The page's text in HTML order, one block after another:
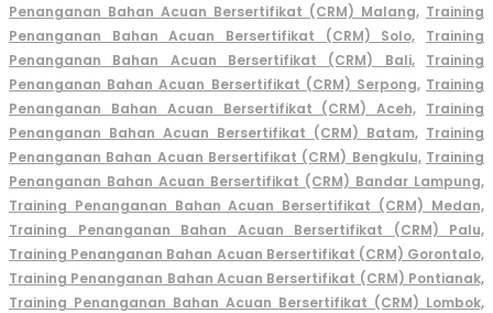
Penanganan Bahan Acuan Bersertifikat (CRM) Malang, Training
Penanganan Bahan Acuan Bersertifikat (CRM) Solo,
Training
Penanganan Bahan Acuan Bersertifikat (CRM) Bali,
Training
Penanganan Bahan Acuan Bersertifikat (CRM) Serpong, Training
Penanganan Bahan Acuan Bersertifikat (CRM) Aceh, Training
Penanganan Bahan Acuan Bersertifikat (CRM) Batam, Training
Penanganan Bahan Acuan Bersertifikat (CRM) Bengkulu, Training
Penanganan Bahan Acuan Bersertifikat (CRM) Bandar Lampung,
Training Penanganan Bahan Acuan Bersertifikat (CRM) Medan,
Training Penanganan Bahan Acuan Bersertifikat (CRM) Palu,
Training Penanganan Bahan Acuan Bersertifikat (CRM) Gorontalo,
Training Penanganan Bahan Acuan Bersertifikat (CRM) Pontianak,
Training Penanganan Bahan Acuan Bersertifikat (CRM) Lombok,